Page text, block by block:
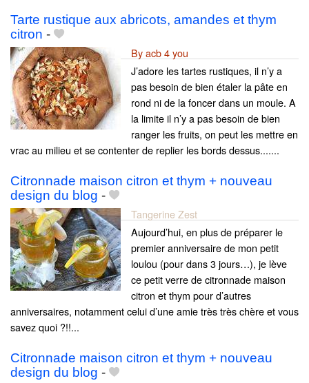
Tarte rustique aux abricots, amandes et thym
citron -
By acb 4 you
J’adore les tartes rustiques, il n’y a
pas besoin de bien étaler la pâte en
rond ni de la foncer dans un moule. A
la limite il n’y a pas besoin de bien
ranger les fruits, on peut les mettre en
vrac au milieu et se contenter de replier les bords dessus.......
Citronnade maison citron et thym + nouveau
design du blog -
Tangerine Zest
Aujourd’hui, en plus de préparer le
premier anniversaire de mon petit
loulou (pour dans 3 jours…), je lève
ce petit verre de citronnade maison
citron et thym pour d’autres
anniversaires, notamment celui d’une amie très très chère et vous
savez quoi ?!!...
Citronnade maison citron et thym + nouveau
design du blog -